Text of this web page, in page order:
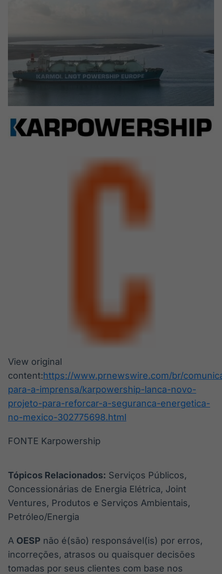
View original
content:https://www.prnewswire.com/br/
para-a-imprensa/karpowership-lanca-novo-
projeto-para-reforcar-a-seguranca-energetica-
no-mexico-302775698.html
FONTE Karpowership
Tópicos Relacionados: Serviços Públicos,
Concessionárias de Energia Elétrica, Joint
Ventures, Produtos e Serviços Ambientais,
Petróleo/Energia
A OESP não é(são) responsável(is) por erros,
incorreções, atrasos ou quaisquer decisões
tomadas por seus clientes com base nos